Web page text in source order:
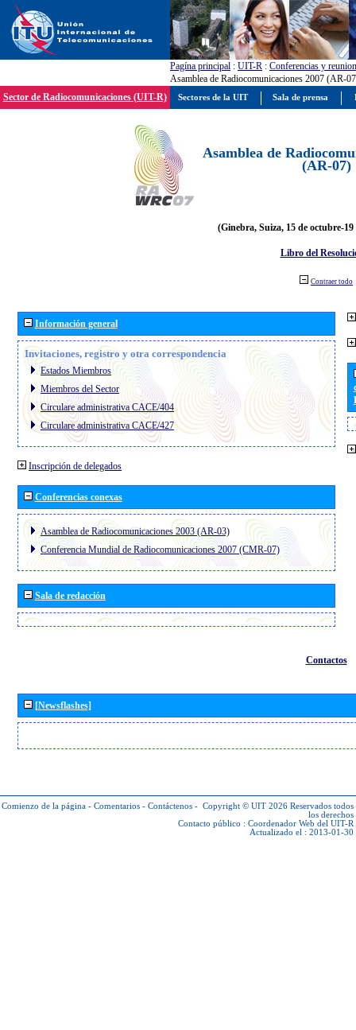
Pagína principal : UIT-R : Conferencias y
Asamblea de Radiocomunicaciones 2007 (AR-
Sector de Radiocomunicaciones (UIT-R)
Asamblea de
(AR-07)
(Ginebra, Suiza, 15 de octubre-19
Libro del
Contraer todo
Información general
Invitaciones, registro y otra correspondencia
Estados Miembros
Miembros del Sector
Circulare administrativa CACE/404
Circulare administrativa CACE/427
Inscripción de delegados
Conferencias conexas
Asamblea de Radiocomunicaciones 2003 (AR-03)
Conferencia Mundial de Radiocomunicaciones 2007 (CMR-07)
Sala de redacción
Contactos
[Newsflashes]
Comienzo de la página - Comentarios - Contáctenos - Copyright © UIT 2026 Reservados todos
los derechos
Contacto público : Coordenador Web del UIT-R
Actualizado el : 2013-01-30
Sectores de la UIT Sala de prensa